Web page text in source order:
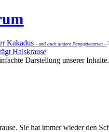
Kakadus - und auch andere Papageienarten -
Halskrause
Darstellung unserer Inhalte.
Sie hat immer wieder den